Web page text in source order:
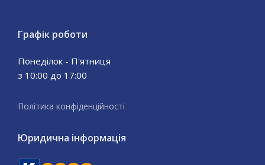
Графік роботи
Понеділок - П'ятниця
з 10:00 до 17:00
Політика конфіденційності
Юридична інформація